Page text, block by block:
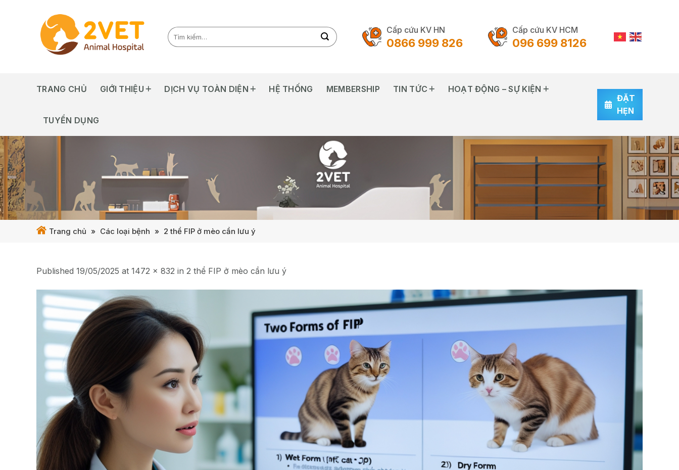
Cấp cứu KV HN
0866 999 826
Cấp cứu KV HCM
096 699 8126
TRANG CHỦ GIỚI THIỆU DỊCH VỤ TOÀN DIỆN HỆ THỐNG MEMBERSHIP TIN TỨC HOẠT ĐỘNG – SỰ KIỆN
TUYỂN DỤNG
ĐẶT
HẸN
Trang chủ » Các loại bệnh » 2 thể FIP ở mèo cần lưu ý
Published 19/05/2025 at 1472 × 832 in 2 thể FIP ở mèo cần lưu ý